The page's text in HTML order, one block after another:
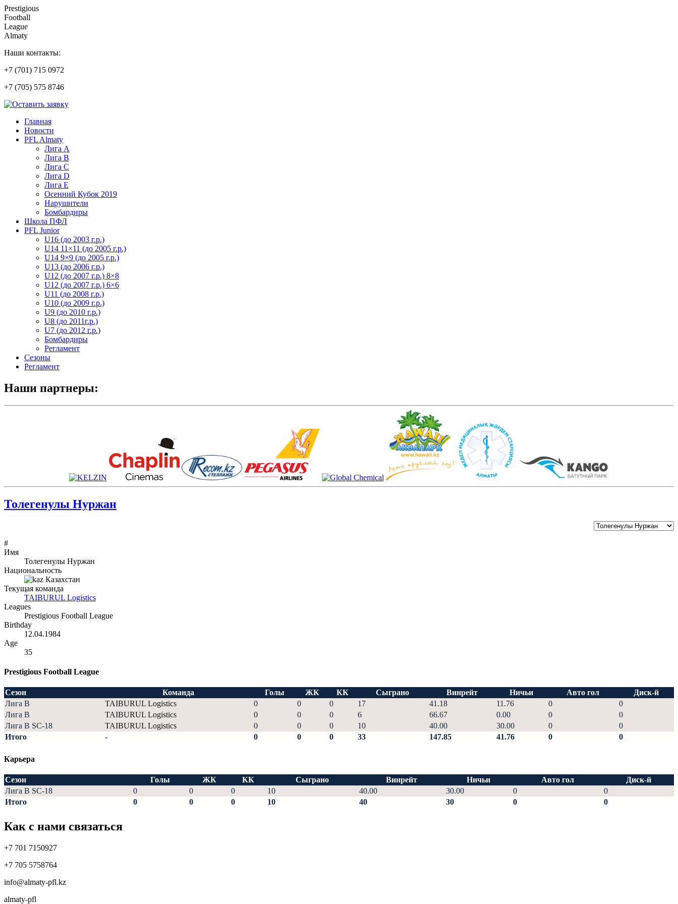
Prestigious
Football
League
Almaty
Наши контакты:
+7 (701) 715 0972
+7 (705) 575 8746
Главная
Новости
PFL Almaty
Лига A
Лига В
Лига С
Лига D
Лига Е
Осенний Кубок 2019
Нарушители
Бомбардиры
Школа ПФЛ
PFL Junior
U16 (до 2003 г.р.)
U14 11×11 (до 2005 г.р.)
U14 9×9 (до 2005 г.р.)
U13 (до 2006 г.р.)
U12 (до 2007 г.р.) 8×8
U12 (до 2007 г.р.) 6×6
U11 (до 2008 г.р.)
U10 (до 2009 г.р.)
U9 (до 2010 г.р.)
U8 (до 2011г.р.)
U7 (до 2012 г.р.)
Бомбардиры
Регламент
Сезоны
Регламент
Наши партнеры:
Толегенулы Нуржан
#
Имя
Толегенулы Нуржан
Национальность
Казахстан
Текущая команда
TAIBURUL Logistics
Leagues
Prestigious Football League
Birthday
12.04.1984
Age
35
Prestigious Football League
Сезон Команда Голы ЖК КК Сыграно Винрейт Ничьи Авто гол
Диск-й
Лига В
TAIBURUL Logistics 0 0 0 17 41.18 11.76 0
0
Лига В
TAIBURUL Logistics 0 0 0 6 66.67 0.00 0
0
Лига В SC-18
TAIBURUL Logistics 0 0 0 10 40.00 30.00 0
0
Итого
- 0 0 0 33 147.85 41.76 0 0
Карьера
Сезон Голы ЖК КК Сыграно Винрейт Ничьи Авто гол
Диск-й
Лига В SC-18
0 0 0 10 40.00 30.00 0
0
Итого
0 0 0 10 40 30 0 0
Как с нами связаться
+7 701 7150927
+7 705 5758764
info@almaty-pfl.kz
almaty-pfl